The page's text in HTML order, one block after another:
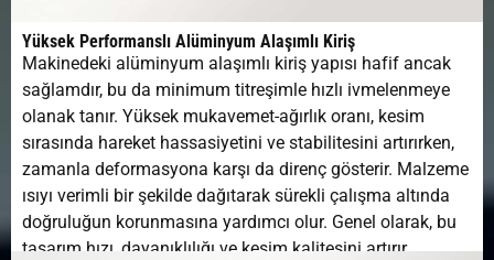
Yüksek Performanslı Alüminyum Alaşımlı Kiriş
Makinedeki alüminyum alaşımlı kiriş yapısı hafif ancak
sağlamdır, bu da minimum titreşimle hızlı ivmelenmeye
olanak tanır. Yüksek mukavemet-ağırlık oranı, kesim
sırasında hareket hassasiyetini ve stabilitesini artırırken,
zamanla deformasyona karşı da direnç gösterir. Malzeme
ısıyı verimli bir şekilde dağıtarak sürekli çalışma altında
doğruluğun korunmasına yardımcı olur. Genel olarak, bu
tasarım hızı, dayanıklılığı ve kesim kalitesini artırır.